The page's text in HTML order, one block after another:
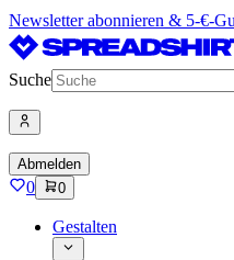
Newsletter abonnieren & 5-€-
Suche
Abmelden
0 0
Gestalten